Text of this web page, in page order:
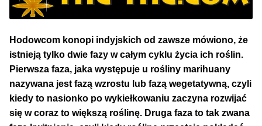
TOP 10 Outdoor
Producenci Nasion
Rozwiń
menu
Fajki Wodne
Hodowcom konopi indyjskich od zawsze mówiono, że
istnieją tylko dwie fazy w całym cyklu życia ich roślin.
Pierwsza faza, jaka występuje u rośliny marihuany
nazywana jest fazą wzrostu lub fazą wegetatywną, czyli
kiedy to nasionko po wykiełkowaniu zaczyna rozwijać
się w coraz to większą roślinę. Druga faza to tak zwana